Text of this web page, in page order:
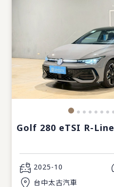
Golf 280 eTSI R-Line
2025-10
台中太古汽車